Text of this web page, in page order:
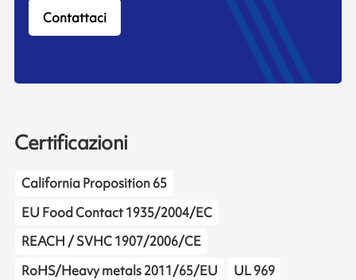
Contattaci
Certificazioni
California Proposition 65
EU Food Contact 1935/2004/EC
REACH / SVHC 1907/2006/CE
RoHS/Heavy metals 2011/65/EU
UL 969